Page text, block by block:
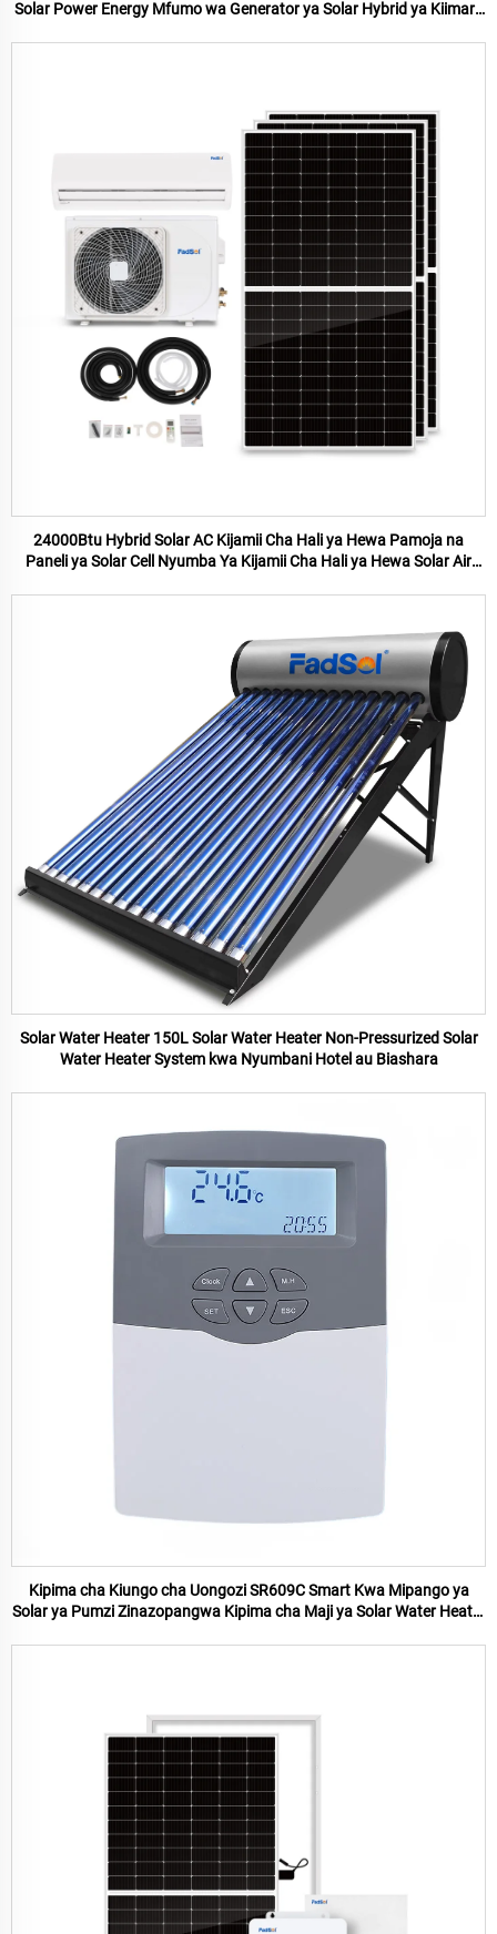
Solar Power Energy Mfumo wa Generator ya Solar Hybrid ya Kiimara
24000Btu Hybrid Solar AC Kijamii Cha Hali ya Hewa Pamoja na
Paneli ya Solar Cell Nyumba Ya Kijamii Cha Hali ya Hewa Solar Air
Solar Water Heater 150L Solar Water Heater Non-Pressurized Solar
Water Heater System kwa Nyumbani Hotel au Biashara
Kipima cha Kiungo cha Uongozi SR609C Smart Kwa Mipango ya
Solar ya Pumzi Zinazopangwa Kipima cha Maji ya Solar Water Heater